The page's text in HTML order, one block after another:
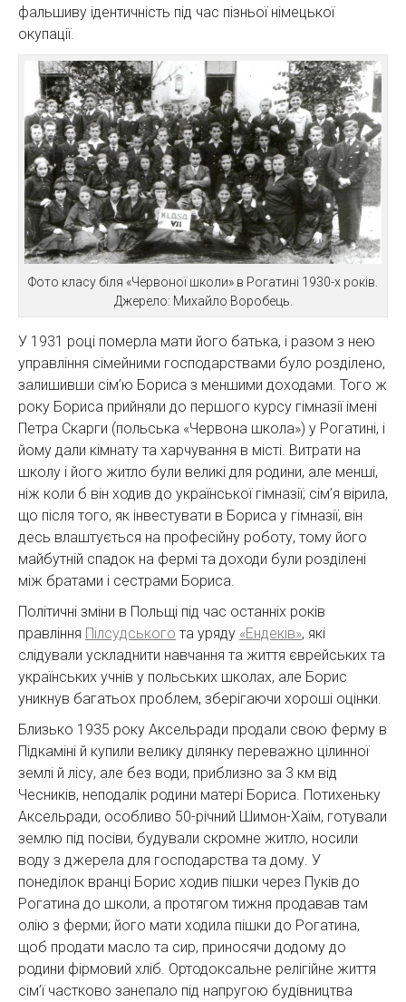
фальшиву ідентичність під час пізньої німецької
окупації.
Фото класу біля «Червоної школи» в Рогатині 1930-х років.
Джерело: Михайло Воробець.
У 1931 році померла мати його батька, і разом з нею
управління сімейними господарствами було розділено,
залишивши сім’ю Бориса з меншими доходами. Того ж
року Бориса прийняли до першого курсу гімназії імені
Петра Скарги (польська «Червона школа») у Рогатині, і
йому дали кімнату та харчування в місті. Витрати на
школу і його житло були великі для родини, але менші,
ніж коли б він ходив до української гімназії; сім’я вірила,
що після того, як інвестувати в Бориса у гімназії, він
десь влаштується на професійну роботу, тому його
майбутній спадок на фермі та доходи були розділені
між братами і сестрами Бориса.
Політичні зміни в Польщі під час останніх років
правління Пілсудського та уряду «Ендеків», які
слідували ускладнити навчання та життя єврейських та
українських учнів у польських школах, але Борис
уникнув багатьох проблем, зберігаючи хороші оцінки.
Близько 1935 року Аксельради продали свою ферму в
Підкаміні й купили велику ділянку переважно цілинної
землі й лісу, але без води, приблизно за 3 км від
Чесників, неподалік родини матері Бориса. Потихеньку
Аксельради, особливо 50-річний Шимон-Хаїм, готували
землю під посіви, будували скромне житло, носили
воду з джерела для господарства та дому. У
понеділок вранці Борис ходив пішки через Пуків до
Рогатина до школи, а протягом тижня продавав там
олію з ферми; його мати ходила пішки до Рогатина,
щоб продати масло та сир, приносячи додому до
родини фірмовий хліб. Ортодоксальне релігійне життя
сім’ї частково занепало під напругою будівництва